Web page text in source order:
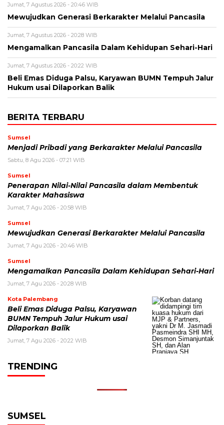
Jumat, 7 Agustus 2026 - 20:46 WIB
Mewujudkan Generasi Berkarakter Melalui Pancasila
Jumat, 7 Agustus 2026 - 20:28 WIB
Mengamalkan Pancasila Dalam Kehidupan Sehari-Hari
Jumat, 7 Agustus 2026 - 20:22 WIB
Beli Emas Diduga Palsu, Karyawan BUMN Tempuh Jalur
Hukum usai Dilaporkan Balik
BERITA TERBARU
Sumsel
Menjadi Pribadi yang Berkarakter Melalui Pancasila
Sabtu, 8 Agu 2026 - 07:21 WIB
Sumsel
Penerapan Nilai-Nilai Pancasila dalam Membentuk
Karakter Mahasiswa
Jumat, 7 Agu 2026 - 20:58 WIB
Sumsel
Mewujudkan Generasi Berkarakter Melalui Pancasila
Jumat, 7 Agu 2026 - 20:46 WIB
Sumsel
Mengamalkan Pancasila Dalam Kehidupan Sehari-Hari
Jumat, 7 Agu 2026 - 20:28 WIB
Kota Palembang
Beli Emas Diduga Palsu, Karyawan
BUMN Tempuh Jalur Hukum usai
Dilaporkan Balik
Jumat, 7 Agu 2026 - 20:22 WIB
TRENDING
SUMSEL